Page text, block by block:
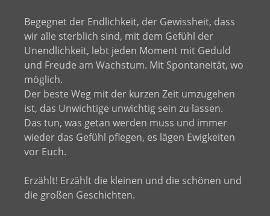
Begegnet der Endlichkeit, der Gewissheit, dass
wir alle sterblich sind, mit dem Gefühl der
Unendlichkeit, lebt jeden Moment mit Geduld
und Freude am Wachstum. Mit Spontaneität, wo
möglich.
Der beste Weg mit der kurzen Zeit umzugehen
ist, das Unwichtige unwichtig sein zu lassen.
Das tun, was getan werden muss und immer
wieder das Gefühl pflegen, es lägen Ewigkeiten
vor Euch.
Erzählt! Erzählt die kleinen und die schönen und
die großen Geschichten.